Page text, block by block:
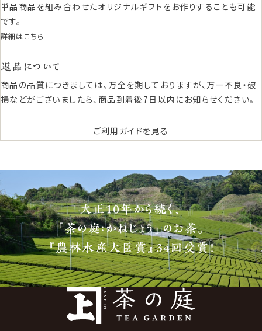
単品商品を組み合わせたオリジナルギフトをお作りすることも可能
です。
詳細はこちら
返品について
商品の品質につきましては、万全を期しておりますが、万一不良・破
損などがございましたら、商品到着後7日以内にお知らせください。
ご利用ガイドを見る
大正10年から続く、
「茶の庭：かねじょう」のお茶。
『農林水産大臣賞』34回受賞！